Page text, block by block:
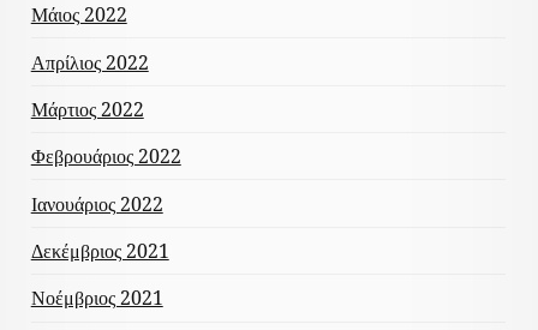
Μάιος 2022
Απρίλιος 2022
Μάρτιος 2022
Φεβρουάριος 2022
Ιανουάριος 2022
Δεκέμβριος 2021
Νοέμβριος 2021